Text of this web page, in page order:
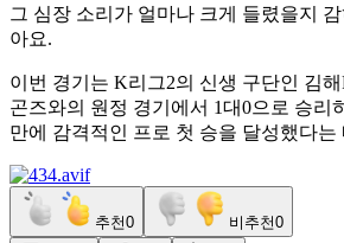
그 심장 소리가 얼마나 크게 들렸을지
아요.
이번 경기는 K리그2의 신생 구단인 김해
곤즈와의 원정 경기에서 1대0으로 승리
만에 감격적인 프로 첫 승을 달성했다는
추천0 비추천0